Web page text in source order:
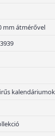
mm átmérővel
kalendáriumok